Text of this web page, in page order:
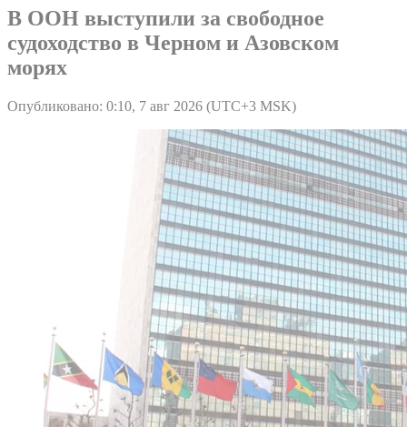
В ООН выступили за свободное
судоходство в Черном и Азовском
морях
Опубликовано: 0:10, 7 авг 2026 (UTC+3 MSK)